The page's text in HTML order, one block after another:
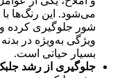
می‌شود. این رنگ‌ها با
شور جلوگیری کرده
ویژگی به‌ویژه در
بسیار حیاتی است.
جلوگیری از رشد